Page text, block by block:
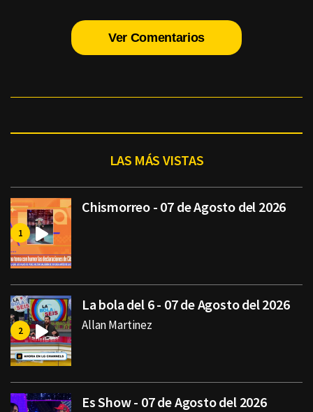
Ver Comentarios
LAS MÁS VISTAS
Chismorreo - 07 de Agosto del 2026
La bola del 6 - 07 de Agosto del 2026
Allan Martinez
Es Show - 07 de Agosto del 2026